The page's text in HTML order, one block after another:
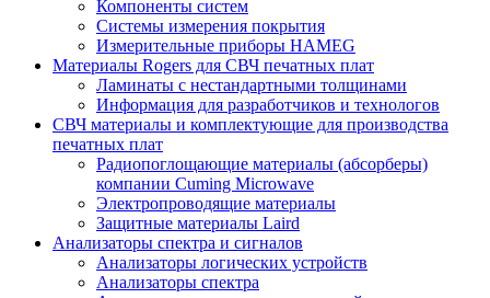
Компоненты систем
Системы измерения покрытия
Измерительные приборы HAMEG
Материалы Rogers для СВЧ печатных плат
Ламинаты с нестандартными толщинами
Информация для разработчиков и технологов
СВЧ материалы и комплектующие для производства
печатных плат
Радиопоглощающие материалы (абсорберы)
компании Cuming Microwave
Электропроводящие материалы
Защитные материалы Laird
Анализаторы спектра и сигналов
Анализаторы логических устройств
Анализаторы спектра